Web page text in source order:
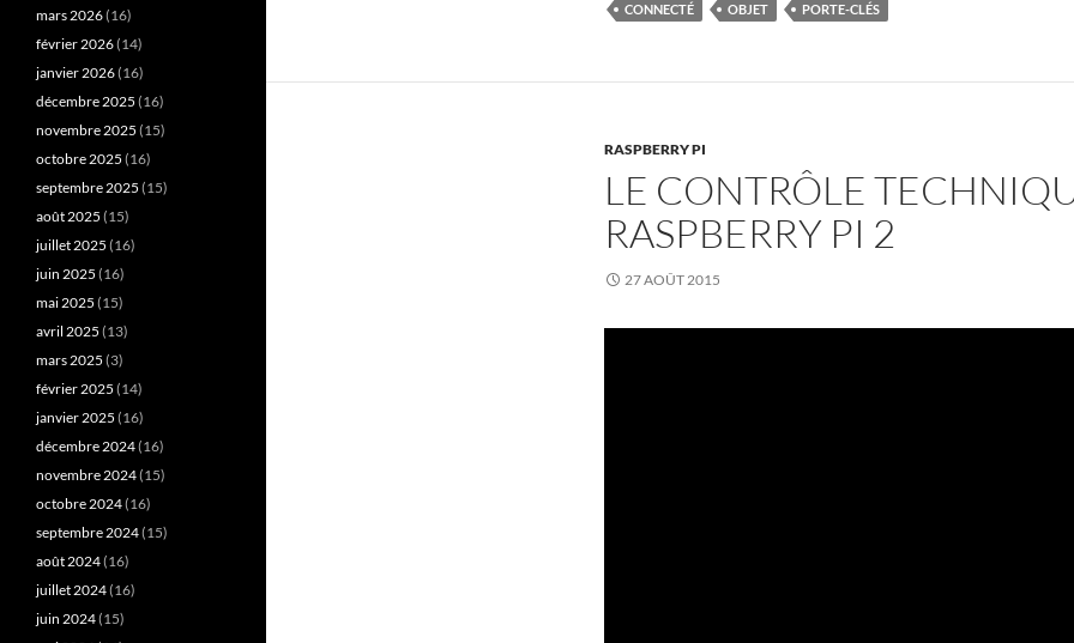
CONNECTÉ OBJET PORTE-CLÉS
RASPBERRY PI
LE CONTRÔLE
RASPBERRY PI 2
27 AOÛT 2015
mars 2026(16)
février 2026(14)
janvier 2026(16)
décembre 2025 (16)
novembre 2025 (15)
octobre 2025 (16)
septembre 2025 (15)
août 2025 (15)
juillet 2025 (16)
juin 2025 (16)
mai 2025 (15)
avril 2025 (13)
mars 2025 (3)
février 2025 (14)
janvier 2025 (16)
décembre 2024(16)
novembre 2024(15)
octobre 2024(16)
septembre 2024(15)
août 2024(16)
juillet 2024(16)
juin 2024(15)